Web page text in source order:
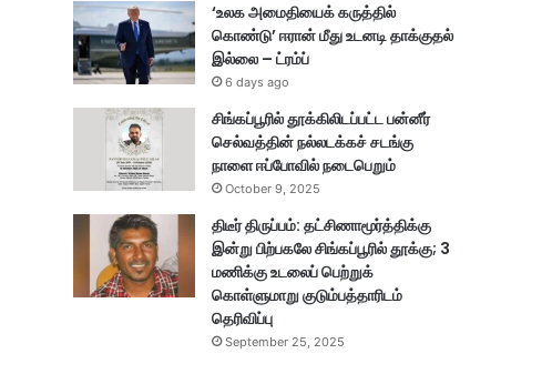
‘உலக அமைதியைக் கருத்தில்
கொண்டு’ ஈரான் மீது உடனடி தாக்குதல்
இல்லை – ட்ரம்ப்
6 days ago
சிங்கப்பூரில் தூக்கிலிடப்பட்ட பன்னீர்
செல்வத்தின் நல்லடக்கச் சடங்கு
நாளை ஈப்போவில் நடைபெறும்
October 9, 2025
திடீர் திருப்பம்: தட்சிணாமூர்த்திக்கு
இன்று பிற்பகலே சிங்கப்பூரில் தூக்கு; 3
மணிக்கு உடலைப் பெற்றுக்
கொள்ளுமாறு குடும்பத்தாரிடம்
தெரிவிப்பு
September 25, 2025